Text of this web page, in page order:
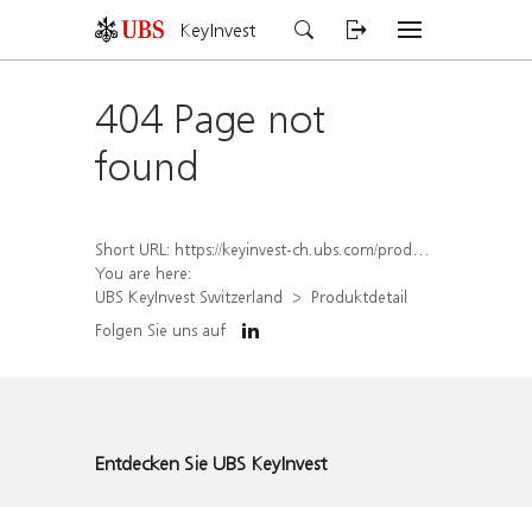
KeyInvest
404 Page not
found
Short URL: https://keyinvest-ch.ubs.com/produkt/detail/index/isin/CH1570525282
You are here:
UBS KeyInvest Switzerland
Produktdetail
Folgen Sie uns auf
Entdecken Sie UBS KeyInvest